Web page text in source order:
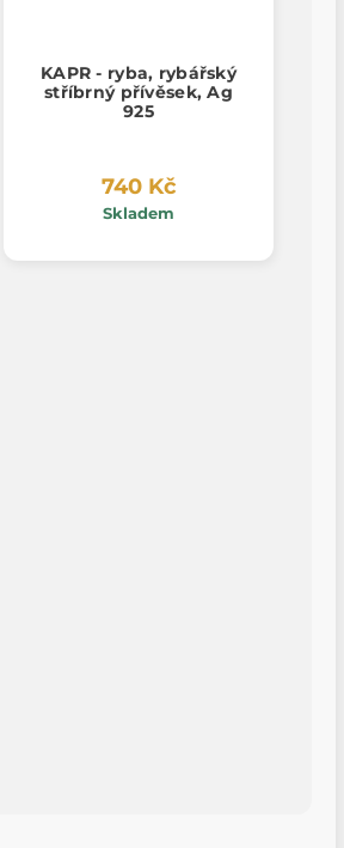
KAPR - ryba, rybářský
stříbrný přívěsek, Ag
925
740 Kč
Skladem